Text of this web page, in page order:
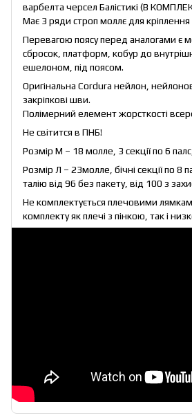
варбелта черсел Балістикі (В
Має 3 ряди строп моллє для кріплення
Перевагою поясу перед аналогами є
сбросок, платформ, кобур до
ешелоном, під поясом.
Оригінальна Cordura нейлон,
закріпкові шви.
Полімерний елемент жорсткості
Не світится в ПНБ!
Розмір М – 18 молле, 3 секції по 6
Розмір Л – 23молле, бічні секції по 8
талію від 96 без пакету, від 100 з
Не комплектується плечовими
комплекту якплечі з пінкою , так і